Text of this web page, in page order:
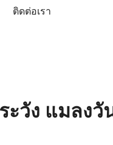
ติดต่อเรา
ะวัง แมลงวั